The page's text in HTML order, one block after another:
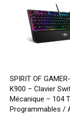
SPIRIT OF
K900 – Clavier
Mécanique – 104
Programmables /